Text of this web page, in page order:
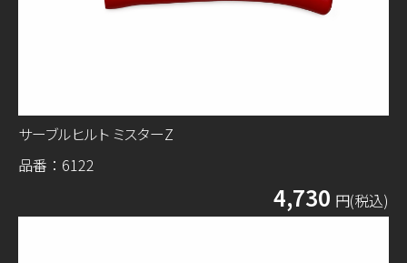
サーブルヒルト ミスターZ
品番：6122
4,730 円(税込)